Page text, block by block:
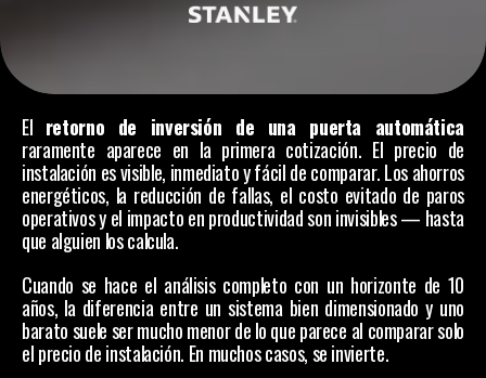
El retorno de inversión de una puerta automática
raramente aparece en la primera cotización. El precio de
instalación es visible, inmediato y fácil de comparar. Los ahorros
energéticos, la reducción de fallas, el costo evitado de paros
operativos y el impacto en productividad son invisibles — hasta
que alguien los calcula.
Cuando se hace el análisis completo con un horizonte de 10
años, la diferencia entre un sistema bien dimensionado y uno
barato suele ser mucho menor de lo que parece al comparar solo
el precio de instalación. En muchos casos, se invierte.